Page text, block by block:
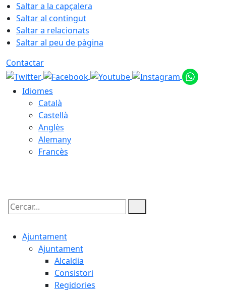
Saltar a la capçalera
Saltar al contingut
Saltar a relacionats
Saltar al peu de pàgina
Contactar
Idiomes
Català
Castellà
Anglès
Alemany
Francès
Cercar:
Ajuntament
Ajuntament
Alcaldia
Consistori
Regidories